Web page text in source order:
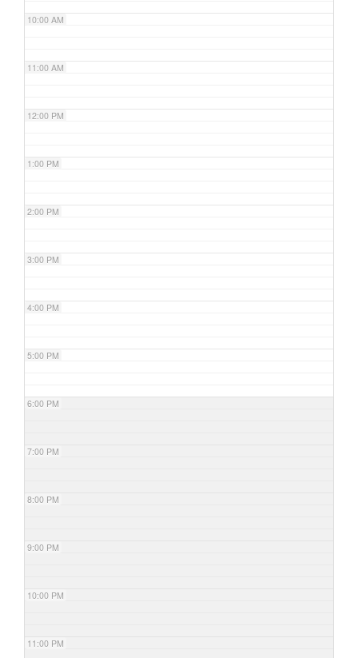
10:00 AM
11:00 AM
12:00 PM
1:00 PM
2:00 PM
3:00 PM
4:00 PM
5:00 PM
6:00 PM
7:00 PM
8:00 PM
9:00 PM
10:00 PM
11:00 PM